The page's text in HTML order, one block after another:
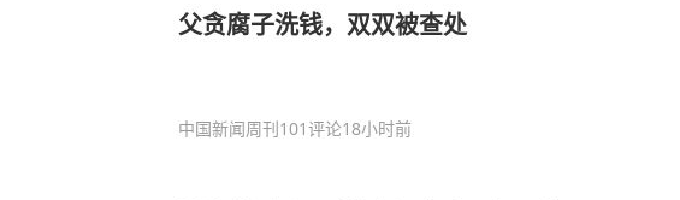
父贪腐子洗钱，双双被查处
中国新闻周刊101评论18小时前